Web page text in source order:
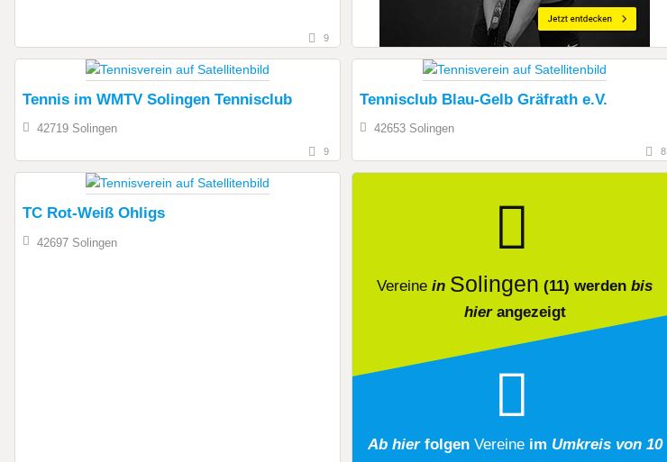
9
Tennis im WMTV Solingen Tennisclub
42719 Solingen
9
Tennisclub Blau-Gelb Gräfrath e.V.
42653 Solingen
8
TC Rot-Weiß Ohligs
42697 Solingen
Vereine in Solingen (11) werden bis
hierangezeigt
Ab hier folgen Vereineim Umkreis von 10